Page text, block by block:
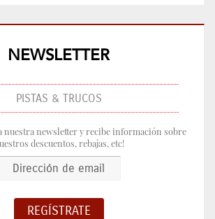
NEWSLETTER
PISTAS & TRUCOS
nuestra newsletter y recibe información sobre
descuentos, rebajas, etc!